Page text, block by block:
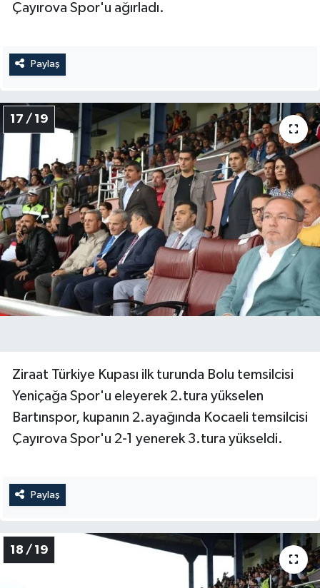
Çayırova Spor'u ağırladı.
Paylaş
17 / 19
Ziraat Türkiye Kupası ilk turunda Bolu temsilcisi
Yeniçağa Spor'u eleyerek 2.tura yükselen
Bartınspor, kupanın 2.ayağında Kocaeli temsilcisi
Çayırova Spor'u 2-1 yenerek 3.tura yükseldi.
Paylaş
18 / 19